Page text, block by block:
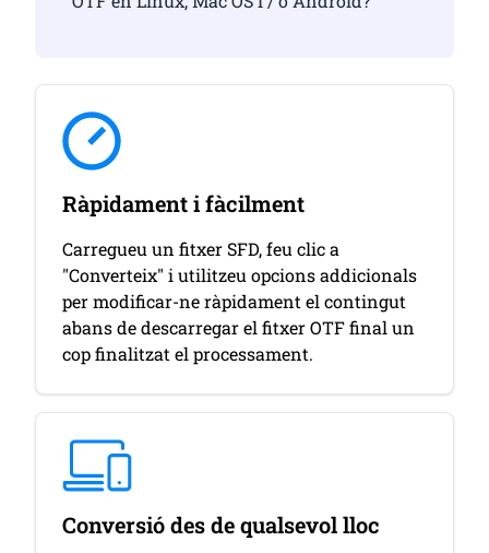
Ràpidament i fàcilment
Carregueu un fitxer SFD, feu clic a
"Converteix" i utilitzeu opcions addicionals
per modificar-ne ràpidament el contingut
abans de descarregar el fitxer OTF final un
cop finalitzat el processament.
Conversió des de qualsevol lloc